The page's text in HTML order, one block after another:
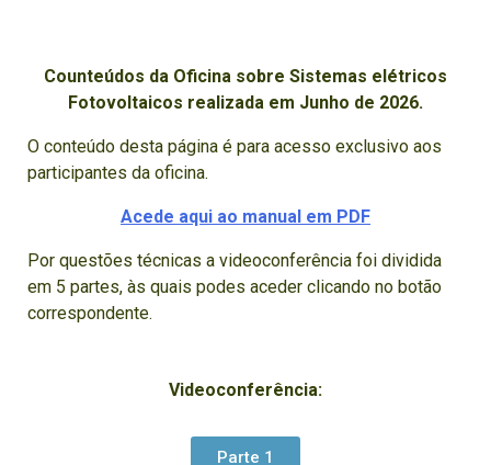
Counteúdos da Oficina sobre Sistemas elétricos
Fotovoltaicos realizada em Junho de 2026.
O conteúdo desta página é para acesso exclusivo aos
participantes da oficina.
Acede aqui ao manual em PDF
Por questões técnicas a videoconferência foi dividida
em 5 partes, às quais podes aceder clicando no botão
correspondente.
Videoconferência:
Parte 1